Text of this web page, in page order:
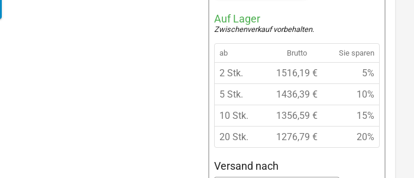
Auf Lager
Zwischenverkauf vorbehalten.
ab Brutto Sie sparen
2 Stk. 1516,19 €
5%
5 Stk.
1436,39 €
10%
10 Stk.
1356,59 €
15%
20 Stk.
1276,79 € 20%
Versand nach